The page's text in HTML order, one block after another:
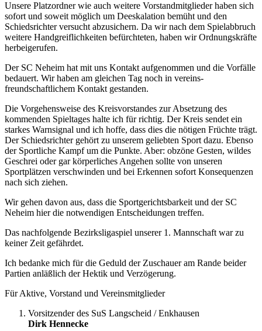
Unsere Platzordner wie auch weitere Vorstandmitglieder haben sich
sofort und soweit möglich um Deeskalation bemüht und den
Schiedsrichter versucht abzusichern. Da wir nach dem Spielabbruch
weitere Handgreiflichkeiten befürchteten, haben wir Ordnungskräfte
herbeigerufen.
Der SC Neheim hat mit uns Kontakt aufgenommen und die Vorfälle
bedauert. Wir haben am gleichen Tag noch in vereins-
freundschaftlichem Kontakt gestanden.
Die Vorgehensweise des Kreisvorstandes zur Absetzung des
kommenden Spieltages halte ich für richtig. Der Kreis sendet ein
starkes Warnsignal und ich hoffe, dass dies die nötigen Früchte trägt.
Der Schiedsrichter gehört zu unserem geliebten Sport dazu. Ebenso
der Sportliche Kampf um die Punkte. Aber: obzöne Gesten, wildes
Geschrei oder gar körperliches Angehen sollte von unseren
Sportplätzen verschwinden und bei Erkennen sofort Konsequenzen
nach sich ziehen.
Wir gehen davon aus, dass die Sportgerichtsbarkeit und der SC
Neheim hier die notwendigen Entscheidungen treffen.
Das nachfolgende Bezirksligaspiel unserer 1. Mannschaft war zu
keiner Zeit gefährdet.
Ich bedanke mich für die Geduld der Zuschauer am Rande beider
Partien anläßlich der Hektik und Verzögerung.
Für Aktive, Vorstand und Vereinsmitglieder
Vorsitzender des SuS Langscheid / Enkhausen
Dirk Hennecke